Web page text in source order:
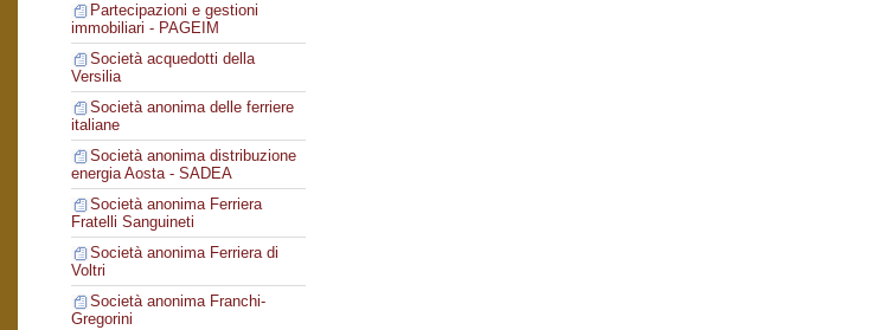
Partecipazioni e gestioni
immobiliari - PAGEIM
Società acquedotti della
Versilia
Società anonima delle ferriere
italiane
Società anonima distribuzione
energia Aosta - SADEA
Società anonima Ferriera
Fratelli Sanguineti
Società anonima Ferriera di
Voltri
Società anonima Franchi-
Gregorini